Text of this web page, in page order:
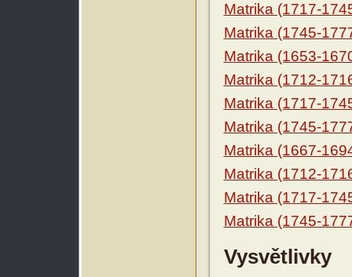
Matrika (1717-
Matrika (1745-
Matrika (1653-
Matrika (1712-
Matrika (1717-
Matrika (1745-
Matrika (1667-
Matrika (1712-
Matrika (1717-
Matrika (1745-
Vysvětlivky